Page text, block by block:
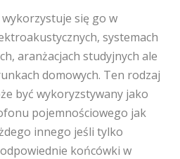
się go w
systemach
aranżacjach studyjnych ale
domowych. Ten rodzaj
być wykoryzstywany jako
pojemnościowego jak
innego jeśli tylko
końcówki w